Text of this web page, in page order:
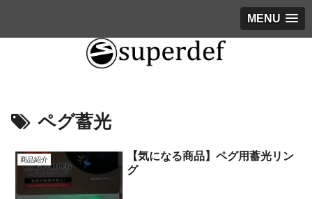
MENU
ペグ蓄光
商品紹介
【気になる商品】ペグ用蓄光リン
グ